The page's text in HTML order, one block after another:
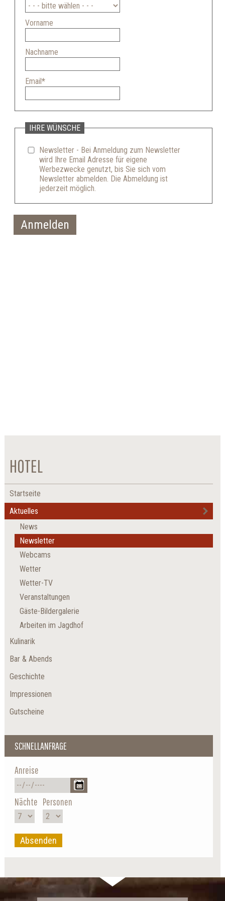
Vorname
Nachname
Email*
IHRE WÜNSCHE
Newsletter - Bei Anmeldung zum Newsletter
wird Ihre Email Adresse für eigene
Werbezwecke genutzt, bis Sie sich vom
Newsletter abmelden. Die Abmeldung ist
jederzeit möglich.
Anmelden
HOTEL
Startseite
Aktuelles
News
Newsletter
Webcams
Wetter
Wetter-TV
Veranstaltungen
Gäste-Bildergalerie
Arbeiten im Jagdhof
Kulinarik
Bar & Abends
Geschichte
Impressionen
Gutscheine
SCHNELLANFRAGE
Anreise
Nächte Personen
Absenden